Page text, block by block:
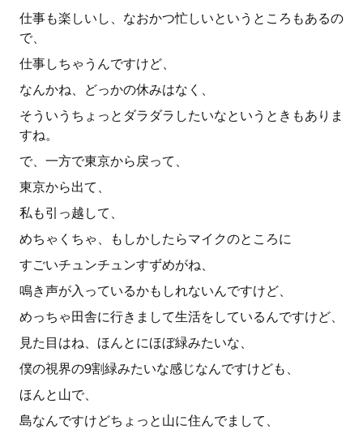
仕事も楽しいし、なおかつ忙しいというところもあるの
で、
仕事しちゃうんですけど、
なんかね、どっかの休みはなく、
そういうちょっとダラダラしたいなというときもありま
すね。
で、一方で東京から戻って、
東京から出て、
私も引っ越して、
めちゃくちゃ、もしかしたらマイクのところに
すごいチュンチュンすずめがね、
鳴き声が入っているかもしれないんですけど、
めっちゃ田舎に行きまして生活をしているんですけど、
見た目はね、ほんとにほぼ緑みたいな、
僕の視界の9割緑みたいな感じなんですけども、
ほんと山で、
島なんですけどちょっと山に住んでまして、